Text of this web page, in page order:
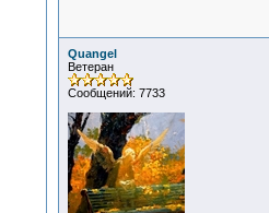
Quangel
Ветеран
Сообщений: 7733